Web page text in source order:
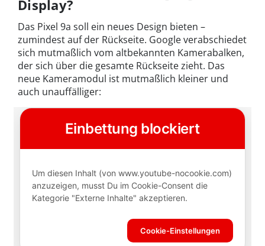
Display?
Das Pixel 9a soll ein neues Design bieten –
zumindest auf der Rückseite. Google verabschiedet
sich mutmaßlich vom altbekannten Kamerabalken,
der sich über die gesamte Rückseite zieht. Das
neue Kameramodul ist mutmaßlich kleiner und
auch unauffälliger: